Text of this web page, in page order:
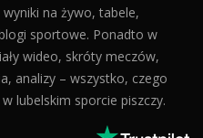
na żywo, tabele,
sportowe. Ponadto w
wideo, skróty meczów,
analizy – wszystko, czego
lubelskim sporcie piszczy.